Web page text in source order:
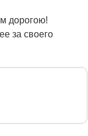
дорогою!
за своего